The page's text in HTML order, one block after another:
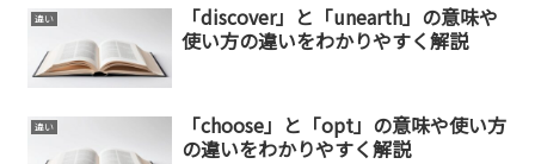
違い
「discover」と「unearth」の意味や
使い方の違いをわかりやすく解説
違い
「choose」と「opt」の意味や使い方
の違いをわかりやすく解説